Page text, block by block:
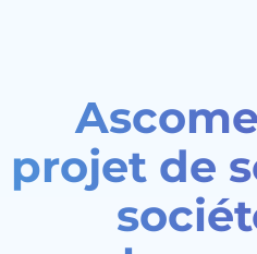
projet de